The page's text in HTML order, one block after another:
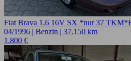
Fiat Brava 1.6 16V SX *nur 37
04/1996 | Benzin | 37.150 km
1.800 €